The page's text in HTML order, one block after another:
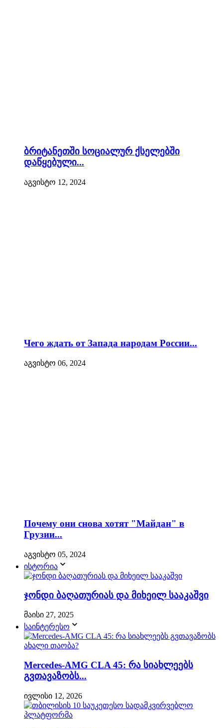
ბრიტანეთში სოციალურ ქსელებში
დაწყებული...
აგვისტო 12, 2024
Чего ждать от Запада народам России...
აგვისტო 06, 2024
Почему они снова хотят "Майдан" в
Грузии...
აგვისტო 05, 2024
ისტორია
ჯონდი ბაღათურიას და მიხეილ სააკაშვი
მაისი 27, 2025
საინტერესო
Mercedes-AMG CLA 45: რა სიახლეებს
გვთავაზობს...
ივლისი 12, 2026